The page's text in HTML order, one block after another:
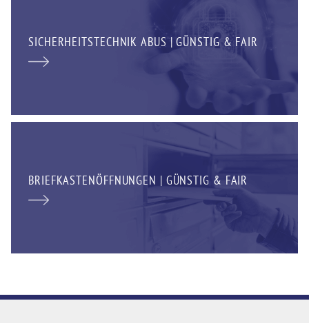
SICHERHEITSTECHNIK ABUS | GÜNSTIG & FAIR
BRIEFKASTENÖFFNUNGEN | GÜNSTIG & FAIR